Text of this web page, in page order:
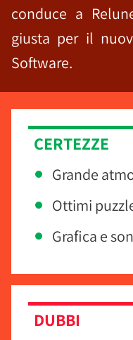
conduce a
giusta per il
Software.
CERTEZZE
Grande
Ottimi
Grafica e
DUBBI